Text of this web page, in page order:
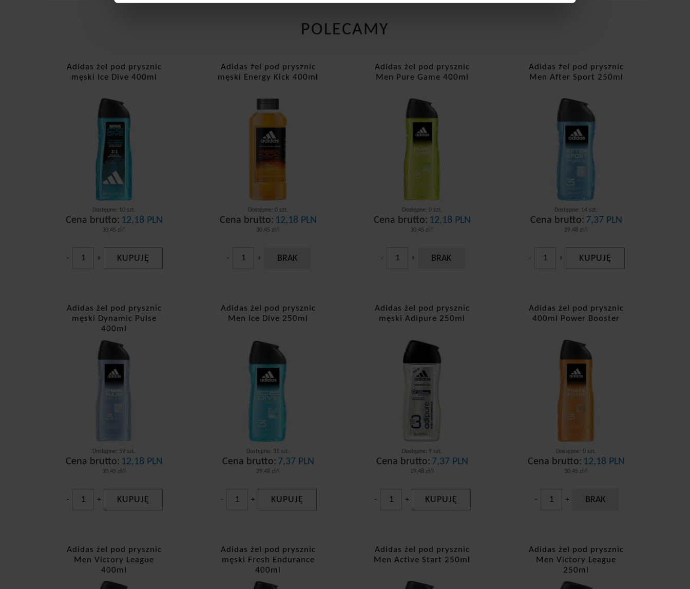
POLECAMY
Adidas żel pod prysznic
męski Ice Dive 400ml
Dostępne: 10 szt.
Cena brutto: 12,18 PLN
30,45 zł/l
- + KUPUJĘ
Adidas żel pod prysznic
męski Energy Kick 400ml
Dostępne: 0 szt.
Cena brutto: 12,18 PLN
30,45 zł/l
- + BRAK
Adidas żel pod prysznic
Men Pure Game 400ml
Dostępne: 0 szt.
Cena brutto: 12,18 PLN
30,45 zł/l
- + BRAK
Adidas żel pod prysznic
Men After Sport 250ml
Dostępne: 14 szt.
Cena brutto: 7,37 PLN
29,48 zł/l
- + KUPUJĘ
Adidas żel pod prysznic
męski Dynamic Pulse
400ml
Dostępne: 59 szt.
Cena brutto: 12,18 PLN
30,45 zł/l
- + KUPUJĘ
Adidas żel pod prysznic
Men Ice Dive 250ml
Dostępne: 31 szt.
Cena brutto: 7,37 PLN
29,48 zł/l
- + KUPUJĘ
Adidas żel pod prysznic
męski Adipure 250ml
Dostępne: 9 szt.
Cena brutto: 7,37 PLN
29,48 zł/l
- + KUPUJĘ
Adidas żel pod prysznic
400ml Power Booster
Dostępne: 0 szt.
Cena brutto: 12,18 PLN
30,45 zł/l
- + BRAK
Adidas żel pod prysznic
Men Victory League
400ml
Adidas żel pod prysznic
męski Fresh Endurance
400ml
Adidas żel pod prysznic
Men Active Start 250ml
Adidas żel pod prysznic
Men Victory League
250ml